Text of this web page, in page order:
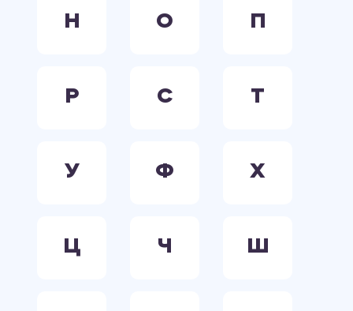
Н О П
Р С Т
У Ф Х
Ц Ч Ш